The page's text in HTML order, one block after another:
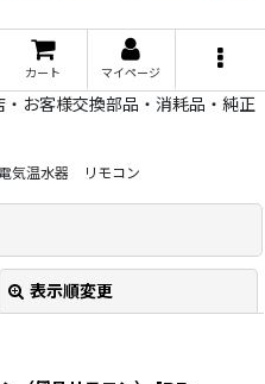
カート マイページ
お客様交換部品・消耗品・純正
気温水器 リモコン
表示順変更